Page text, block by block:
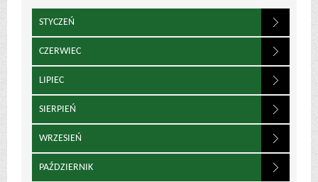
STYCZEŃ
CZERWIEC
LIPIEC
SIERPIEŃ
WRZESIEŃ
PAŹDZIERNIK